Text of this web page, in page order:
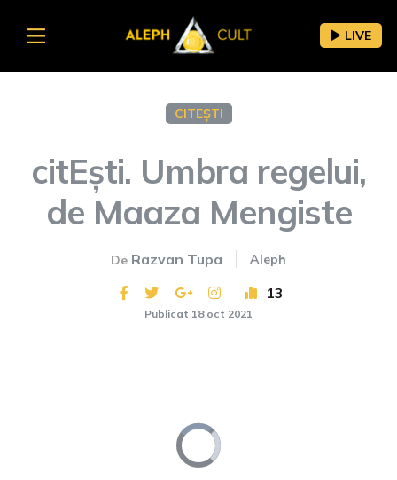
LIVE
CITEȘTI
citEști. Umbra regelui,
de Maaza Mengiste
De Razvan Tupa Aleph
13
Publicat 18 oct 2021
Video
Player
is
loading.